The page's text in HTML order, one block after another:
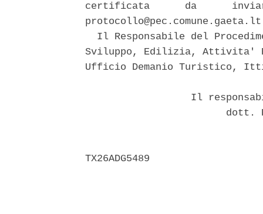
certificata      da
Il Responsabile del
Sviluppo, Edilizia, Attivita'
Ufficio Demanio Turistico,
Il